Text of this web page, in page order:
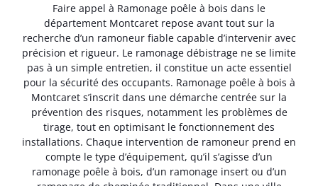
Faire appel à Ramonage poêle à bois dans le
département Montcaret repose avant tout sur la
recherche d’un ramoneur fiable capable d’intervenir avec
précision et rigueur. Le ramonage débistrage ne se limite
pas à un simple entretien, il constitue un acte essentiel
pour la sécurité des occupants. Ramonage poêle à bois à
Montcaret s’inscrit dans une démarche centrée sur la
prévention des risques, notamment les problèmes de
tirage, tout en optimisant le fonctionnement des
installations. Chaque intervention de ramoneur prend en
compte le type d’équipement, qu’il s’agisse d’un
ramonage poêle à bois, d’un ramonage insert ou d’un